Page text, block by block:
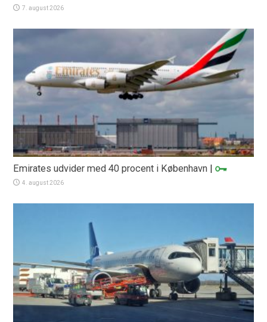
7. august 2026
Emirates udvider med 40 procent i København |
4. august 2026